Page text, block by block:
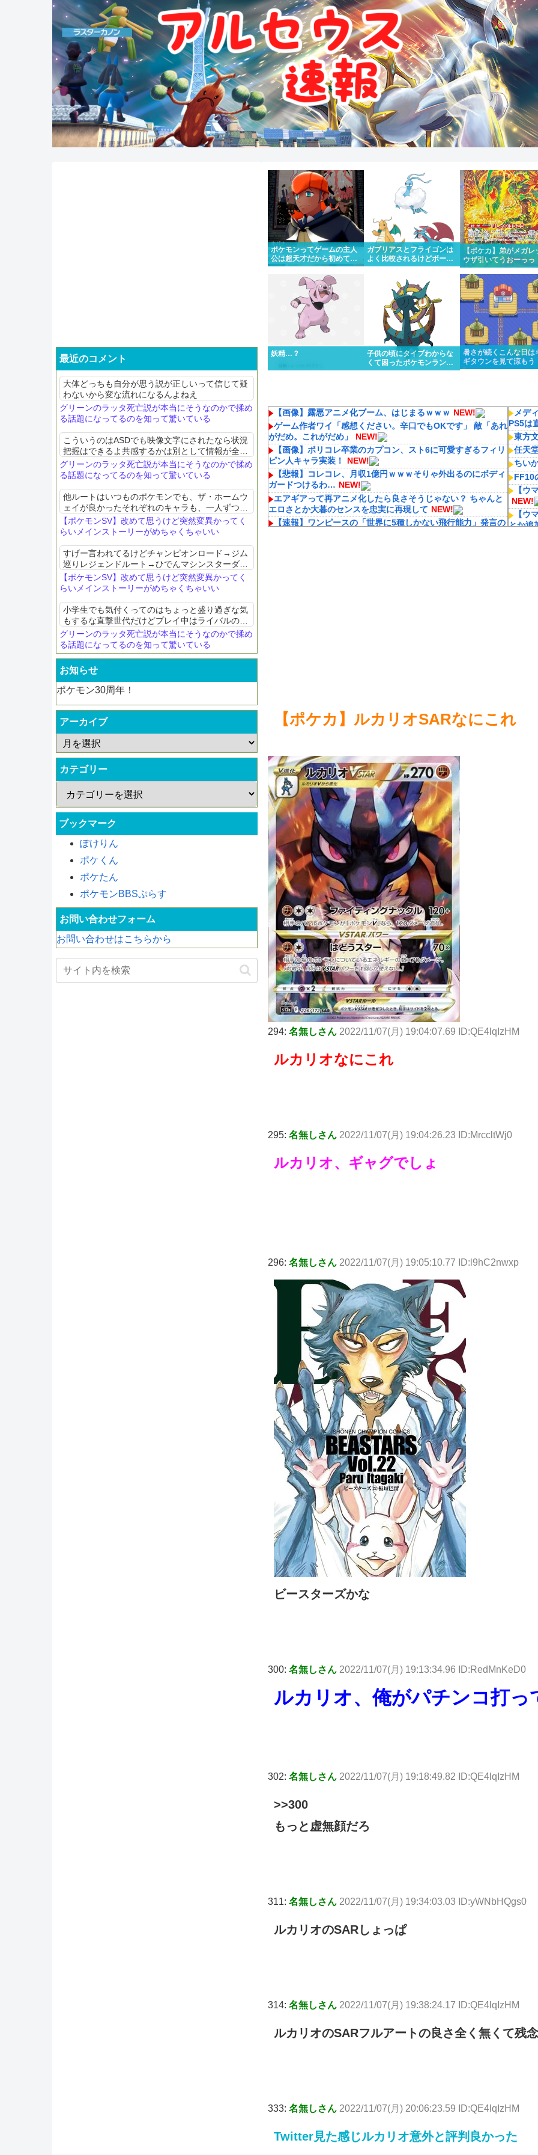
ポケモンってゲームの主人
公は超天才だから初めて出
場したポケモンリーグもさ
くっと優勝しちゃうけど…
ガブリアスとフライゴンは
よく比較されるけどボーマ
ンダやカイリューとチルタ
【ポケカ】弟がメガレ
ウザ引いてうおーっっ
かっけー！！って一緒
ってるんだけど…
妖精…？
子供の頃にタイプわからな
くて困ったポケモンランキ
ング１位はる
暑さが続くこんな日は
ギタウンを見て涼もう
【画像】露悪アニメ化ブーム、はじまるｗｗｗ NEW!
ゲーム作者ワイ「感想ください。辛口でもOKです」 敵「あれ
がだめ。これがだめ」
NEW!
【画像】ポリコレ卒業のカプコン、スト6に可愛すぎるフィリ
ピン人キャラ実装！
NEW!
【悲報】コレコレ、月収1億円ｗｗｗそりゃ外出るのにボディ
ガードつけるわ… NEW!
エアギアって再アニメ化したら良さそうじゃない？ ちゃんと
エロさとか大暮のセンスを忠実に再現して NEW!
【速報】ワンピースの「世界に5種しかない飛行能力」発言の
メデ
PS5は
東方
任天
ちい
FF10
【ウ
NEW!
【ウ
とか追
【ポケカ】ルカリオSARなにこれ
294: 名無しさん 2022/11/07(月) 19:04:07.69 ID:QE4lqIzHM
ルカリオなにこれ
295: 名無しさん 2022/11/07(月) 19:04:26.23 ID:MrccltWj0
ルカリオ、ギャグでしょ
296: 名無しさん 2022/11/07(月) 19:05:10.77 ID:l9hC2nwxp
ビースターズかな
300: 名無しさん 2022/11/07(月) 19:13:34.96 ID:RedMnKeD0
ルカリオ、俺がパチンコ打っ
302: 名無しさん 2022/11/07(月) 19:18:49.82 ID:QE4lqIzHM
>>300
もっと虚無顔だろ
311: 名無しさん 2022/11/07(月) 19:34:03.03 ID:yWNbHQgs0
ルカリオのSARしょっぱ
314: 名無しさん 2022/11/07(月) 19:38:24.17 ID:QE4lqIzHM
ルカリオのSARフルアートの良さ全く無くて残念
333: 名無しさん 2022/11/07(月) 20:06:23.59 ID:QE4lqIzHM
Twitter見た感じルカリオ意外と評判良かった
最近のコメント
大体どっちも自分が思う説が正しいって信じて疑
わないから変な流れになるんよねえ
グリーンのラッタ死亡説が本当にそうなのかで揉め
る話題になってるのを知って驚いている
こういうのはASDでも映像文字にされたなら状況
把握はできるよ共感するかは別として情報が全部
視覚に収まってるからね
グリーンのラッタ死亡説が本当にそうなのかで揉め
る話題になってるのを知って驚いている
他ルートはいつものポケモンでも、ザ・ホームウ
ェイが良かったそれぞれのキャラも、一人ずつだ
とアクが強いけど、三人揃うと良い感じに中和さ
れてるのも良かった
【ポケモンSV】改めて思うけど突然変異かってく
らいメインストーリーがめちゃくちゃいい
すげー言われてるけどチャンピオンロード→ジム
巡りレジェンドルート→ひでんマシンスターダス
トストリート→ロケット団元来のポケモン要素を
新しい形かつストーリーにうまく落とし込んでる
【ポケモンSV】改めて思うけど突然変異かってく
らいメインストーリーがめちゃくちゃいい
小学生でも気付くってのはちょっと盛り過ぎな気
もするな直撃世代だけどプレイ中はライバルの手
持ちなんて御三家以外一切気にしてなかったぞ
グリーンのラッタ死亡説が本当にそうなのかで揉め
る話題になってるのを知って驚いている
お知らせ
ポケモン30周年！
アーカイブ
カテゴリー
ブックマーク
ぽけりん
ポケくん
ポケたん
ポケモンBBSぷらす
お問い合わせフォーム
お問い合わせはこちらから